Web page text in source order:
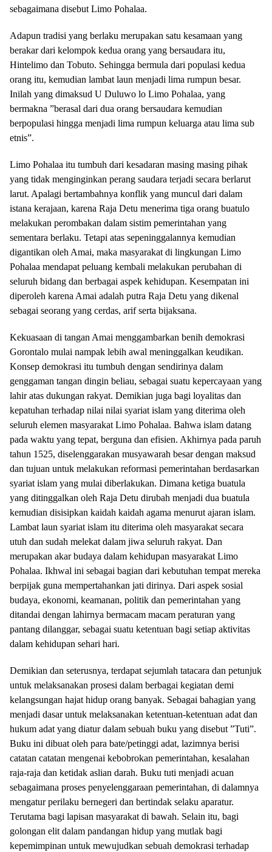
sebagaimana disebut Limo Pohalaa.
Adapun tradisi yang berlaku merupakan satu kesamaan yang
berakar dari kelompok kedua orang yang bersaudara itu,
Hintelimo dan Tobuto. Sehingga bermula dari populasi kedua
orang itu, kemudian lambat laun menjadi lima rumpun besar.
Inilah yang dimaksud U Duluwo lo Limo Pohalaa, yang
bermakna ”berasal dari dua orang bersaudara kemudian
berpopulasi hingga menjadi lima rumpun keluarga atau lima sub
etnis”.
Limo Pohalaa itu tumbuh dari kesadaran masing masing pihak
yang tidak menginginkan perang saudara terjadi secara berlarut
larut. Apalagi bertambahnya konflik yang muncul dari dalam
istana kerajaan, karena Raja Detu menerima tiga orang buatulo
melakukan perombakan dalam sistim pemerintahan yang
sementara berlaku. Tetapi atas sepeninggalannya kemudian
digantikan oleh Amai, maka masyarakat di lingkungan Limo
Pohalaa mendapat peluang kembali melakukan perubahan di
seluruh bidang dan berbagai aspek kehidupan. Kesempatan ini
diperoleh karena Amai adalah putra Raja Detu yang dikenal
sebagai seorang yang cerdas, arif serta bijaksana.
Kekuasaan di tangan Amai menggambarkan benih demokrasi
Gorontalo mulai nampak lebih awal meninggalkan keudikan.
Konsep demokrasi itu tumbuh dengan sendirinya dalam
genggaman tangan dingin beliau, sebagai suatu kepercayaan yang
lahir atas dukungan rakyat. Demikian juga bagi loyalitas dan
kepatuhan terhadap nilai nilai syariat islam yang diterima oleh
seluruh elemen masyarakat Limo Pohalaa. Bahwa islam datang
pada waktu yang tepat, berguna dan efisien. Akhirnya pada paruh
tahun 1525, diselenggarakan musyawarah besar dengan maksud
dan tujuan untuk melakukan reformasi pemerintahan berdasarkan
syariat islam yang mulai diberlakukan. Dimana ketiga buatula
yang ditinggalkan oleh Raja Detu dirubah menjadi dua buatula
kemudian disisipkan kaidah kaidah agama menurut ajaran islam.
Lambat laun syariat islam itu diterima oleh masyarakat secara
utuh dan sudah melekat dalam jiwa seluruh rakyat. Dan
merupakan akar budaya dalam kehidupan masyarakat Limo
Pohalaa. Ikhwal ini sebagai bagian dari kebutuhan tempat mereka
berpijak guna mempertahankan jati dirinya. Dari aspek sosial
budaya, ekonomi, keamanan, politik dan pemerintahan yang
ditandai dengan lahirnya bermacam macam peraturan yang
pantang dilanggar, sebagai suatu ketentuan bagi setiap aktivitas
dalam kehidupan sehari hari.
Demikian dan seterusnya, terdapat sejumlah tatacara dan petunjuk
untuk melaksanakan prosesi dalam berbagai kegiatan demi
kelangsungan hajat hidup orang banyak. Sebagai bahagian yang
menjadi dasar untuk melaksanakan ketentuan-ketentuan adat dan
hukum adat yang diatur dalam sebuah buku yang disebut ”Tuti”.
Buku ini dibuat oleh para bate/petinggi adat, lazimnya berisi
catatan catatan mengenai kebobrokan pemerintahan, kesalahan
raja-raja dan ketidak aslian darah. Buku tuti menjadi acuan
sebagaimana proses penyelenggaraan pemerintahan, di dalamnya
mengatur perilaku bernegeri dan bertindak selaku aparatur.
Terutama bagi lapisan masyarakat di bawah. Selain itu, bagi
golongan elit dalam pandangan hidup yang mutlak bagi
kepemimpinan untuk mewujudkan sebuah demokrasi terhadap